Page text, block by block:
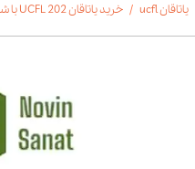
یاتاقان ucfl خرید یاتاقان UCFL 202 با شفت 15 میلیمتر | استعلام قیمت